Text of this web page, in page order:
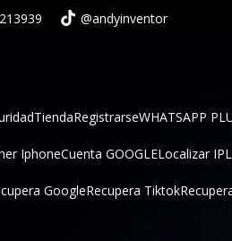
@andyinventor
TiendaRegistrarseWHATSAPP
IphoneCuenta GOOGLELocalizar IP
GoogleRecupera Tiktok